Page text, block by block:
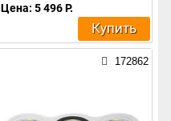
Цена: 5 496 Р.
Купить
172862